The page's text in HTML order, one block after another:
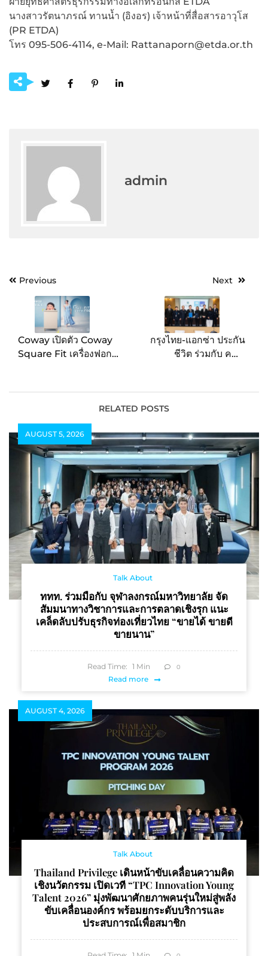
นางสาวรัตนาภรณ์ ทานน้ำ (อิงอร) เจ้าหน้าที่สื่อสารอาวุโส
(PR ETDA)
โทร 095-506-4114, e-Mail: Rattanaporn@etda.or.th
admin
PostPrevious
Coway เปิดตัว Coway
Square Fit เครื่องฟอก
พร้อมเซนเซอร์ PM2.5
แบบเรียลไทม์ และระบบ
กรองถึง 4 ชั้น
Next
กรุงไทย-แอกซ่า ประกัน
ชีวิต ร่วมกับ คณะ
ตกลงความร่วมมือ เพื่อ
สร้างประสบการณ์การ
อย่างยั่งยืนให้แก่นักศึกษา
RELATED POSTS
AUGUST 5, 2026
Talk About
ททท. ร่วมมือกับ จุฬาลงกรณ์มหาวิทยาลัย จัด
สัมมนาทางวิชาการและการตลาดเชิงรุก แนะ
เคล็ดลับปรับธุรกิจท่องเที่ยวไทย “ขายได้ ขายดี
ขายนาน”
Read Time: 1 Min 0
Read more
AUGUST 4, 2026
Talk About
Thailand Privilege เดินหน้าขับเคลื่อนความคิด
เชิงนวัตกรรม เปิดเวที “TPC Innovation Young
Talent 2026” มุ่งพัฒนาศักยภาพคนรุ่นใหม่สู่พลัง
ขับเคลื่อนองค์กร พร้อมยกระดับบริการและ
ประสบการณ์เพื่อสมาชิก